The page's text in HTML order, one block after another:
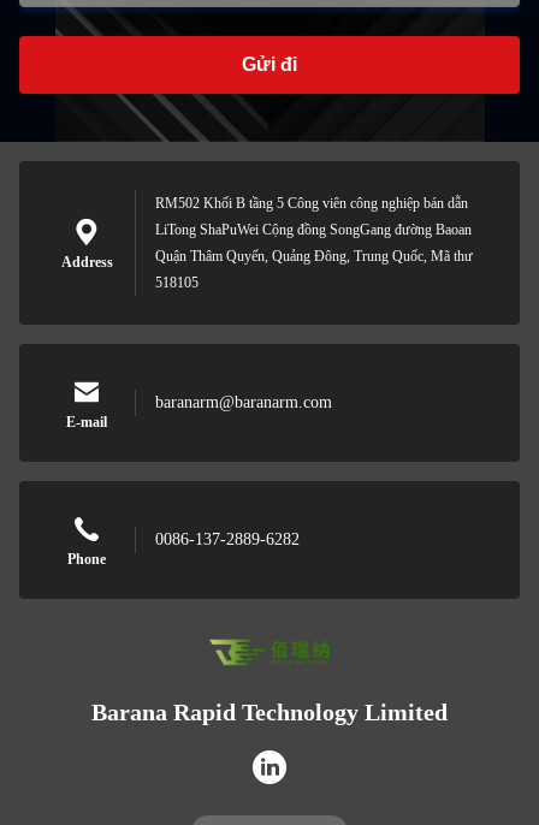
Gửi đi
Address
RM502 Khối B tầng 5 Công viên công nghiệp bán dẫn
LiTong ShaPuWei Cộng đồng SongGang đường Baoan
Quận Thâm Quyến, Quảng Đông, Trung Quốc, Mã thư
518105
E-mail
baranarm@baranarm.com
Phone
0086-137-2889-6282
Barana Rapid Technology Limited